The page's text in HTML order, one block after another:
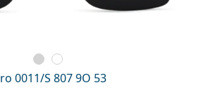
0011/S 807 9O 53